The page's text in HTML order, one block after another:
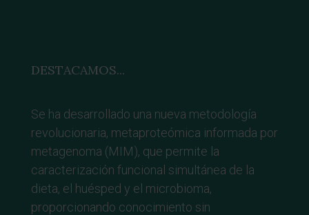
DESTACAMOS...
Se ha desarrollado una nueva metodología
revolucionaria, metaproteómica informada por
metagenoma (MIM), que permite la
caracterización funcional simultánea de la
dieta, el huésped y el microbioma,
proporcionando conocimiento sin